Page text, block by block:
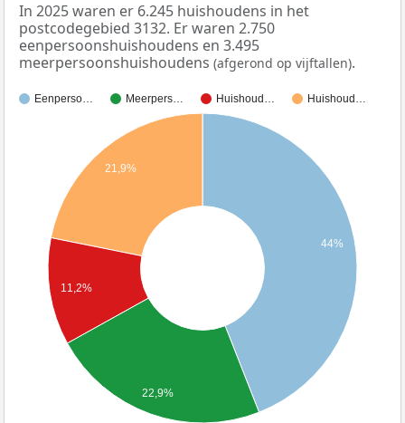
In 2025 waren er 6.245 huishoudens in het
postcodegebied 3132. Er waren 2.750
eenpersoonshuishoudens en 3.495
meerpersoonshuishoudens (afgerond op vijftallen).
Eenperso… Meerpers… Huishoud… Huishoud…
44%
21,9%
11,2%
22,9%